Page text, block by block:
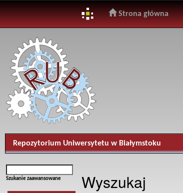
navigation
Strona główna
Repozytorium Uniwersytetu w Białymstoku
Szukanie zaawansowane Wyszukaj